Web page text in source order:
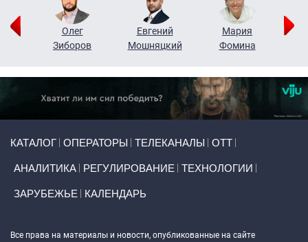
Олег
Зиборов
Евгений
Мошняцкий
Мария
Фомина
КАТАЛОГ ОПЕРАТОРЫ ТЕЛЕКАНАЛЫ ОТТ
АНАЛИТИКА РЕГУЛИРОВАНИЕ ТЕХНОЛОГИИ
ЗАРУБЕЖЬЕ КАЛЕНДАРЬ
Все права на материалы и новости, опубликованные на сайте